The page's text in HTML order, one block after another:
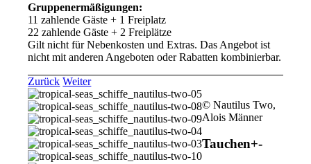
Gruppenermäßigungen:
11 zahlende Gäste + 1 Freiplatz
22 zahlende Gäste + 2 Freiplätze
Gilt nicht für Nebenkosten und Extras. Das Angebot ist
nicht mit anderen Angeboten oder Rabatten kombinierbar.
Zurück Weiter
© Nautilus Two,
Alois Männer
Tauchen+-